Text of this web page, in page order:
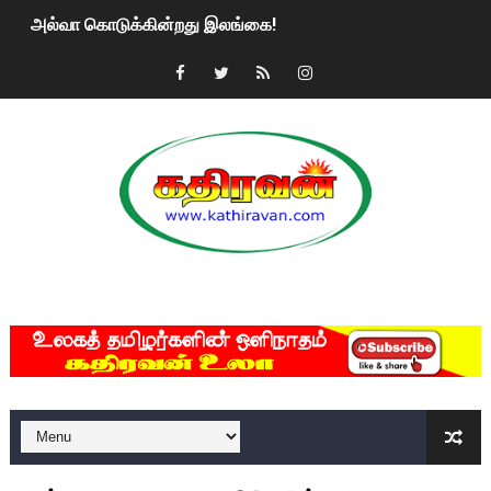
அல்வா கொடுக்கின்றது இலங்கை!
2ஆம் நாள் உக்ரைன் யுத்தம்!! எங்களைத் தனிமையில்
மகிந்த ராஜபக்சே பதவி விலக திட்டம்?
ரவுடி பேபிக்கு நடந்த தரமான சம்பவம்.. ஆபாச வீடியோக்களால்
குண்டை தூக்கிப்போட்ட ஆய்வு…. இந்தியாவின் “கோவிஷீல்டு”
யாழில் தமிழின தலைவர் பிரபாகரனின் பிறந்தநாளை
ஏர்போர்ட்டில் உதைத்த நபர் யார், என்ன நடந்தது?: உண்மையை
சீனா இலங்கையிடம் 8 மில்லியன் அமெரிக்க டொலர் நட்டஈடு